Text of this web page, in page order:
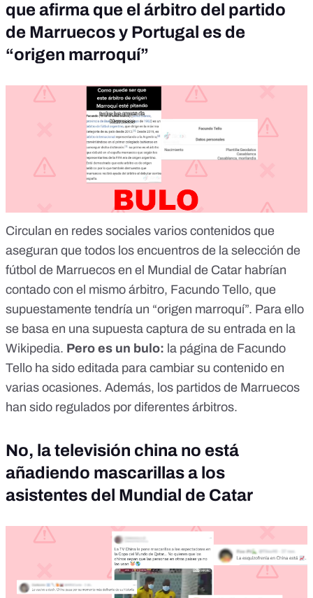
que afirma que el árbitro del partido
de Marruecos y Portugal es de
“origen marroquí”
Circulan en redes sociales varios contenidos que
aseguran que todos los encuentros de la selección de
fútbol de Marruecos en el Mundial de Catar habrían
contado con el mismo árbitro, Facundo Tello, que
supuestamente tendría un “origen marroquí”. Para ello
se basa en una supuesta captura de su entrada en la
Wikipedia. Pero es un bulo: la página de Facundo
Tello ha sido editada para cambiar su contenido en
varias ocasiones. Además, los partidos de Marruecos
han sido regulados por diferentes árbitros.
No, la televisión china no está
añadiendo mascarillas a los
asistentes del Mundial de Catar